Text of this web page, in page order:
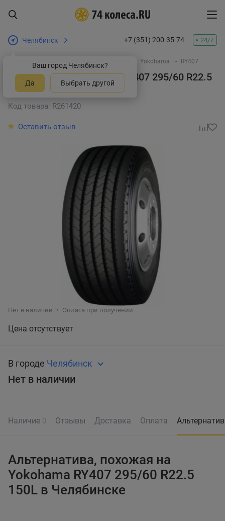
Челябинск
Ваш город Челябинск?
Да Выбрать другой
+7 (351) 200-35-74 24/7
Интернет-магазин шин и дисков Yokohama RY407
Летняя шина Yokohama RY407 295/60 R22.5
150Lв Челябинске
Код товара: R261420
Оставить отзыв
Нет в наличии Оплата при получении
Цена отсутствует
В городе Челябинск
Нет в наличии
Наличие 0 Отзывы Доставка Оплата
Альтернатива, похожая на
Yokohama RY407 295/60 R22.5
150L в Челябинске